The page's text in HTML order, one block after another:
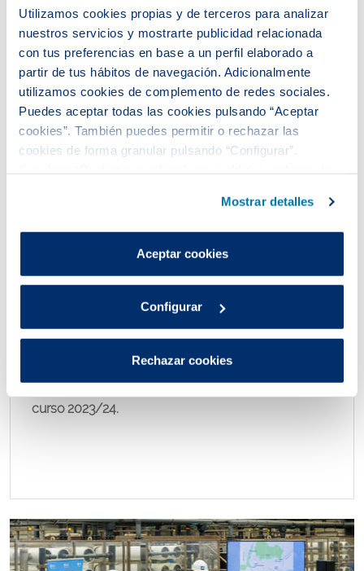
Utilizamos cookies propias y de terceros para analizar
nuestros servicios y mostrarte publicidad relacionada
con tus preferencias en base a un perfil elaborado a
partir de tus hábitos de navegación. Adicionalmente
utilizamos cookies de complemento de redes sociales.
Puedes aceptar todas las cookies pulsando “Aceptar
cookies”. También puedes permitir o rechazar las
cookies de forma granular pulsando “Configurar”.
son indispensables para que el sitio web funcione y que
por tanto no se pueden desactivar.
Puedes consultar más información en nuestra
Mostrar detalles
Aceptar cookies
Configurar
Rechazar cookies
Se gradúa la tercera promoción
de universitarios del programa
Aigües de Barcelona
Aigües de Barcelona y la Confederación de
han celebrado la graduación de la tercera
promoción de estudiantes del programa Becas
l’Aigua que también ha servido para dar la
curso 2023/24.